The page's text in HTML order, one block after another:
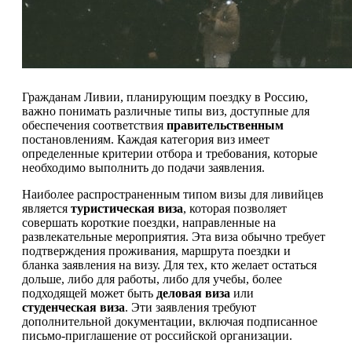
Гражданам Ливии, планирующим поездку в Россию,
важно понимать различные типы виз, доступные для
обеспечения соответствия правительственным
постановлениям. Каждая категория виз имеет
определенные критерии отбора и требования, которые
необходимо выполнить до подачи заявления.
Наиболее распространенным типом визы для ливийцев
является туристическая виза, которая позволяет
совершать короткие поездки, направленные на
развлекательные мероприятия. Эта виза обычно требует
подтверждения проживания, маршрута поездки и
бланка заявления на визу. Для тех, кто желает остаться
дольше, либо для работы, либо для учебы, более
подходящей может быть деловая виза или
студенческая виза. Эти заявления требуют
дополнительной документации, включая подписанное
письмо-приглашение от российской организации.